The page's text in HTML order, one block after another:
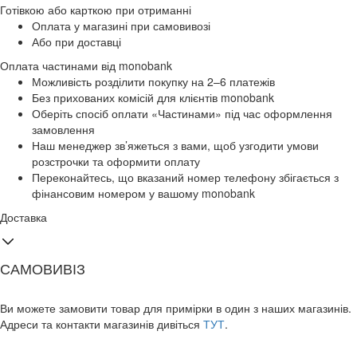
Готівкою або карткою при отриманні
Оплата у магазині при самовивозі
Або при доставці
Оплата частинами від monobank
Можливість розділити покупку на 2–6 платежів
Без прихованих комісій для клієнтів monobank
Оберіть спосіб оплати «Частинами» під час оформлення
замовлення
Наш менеджер зв’яжеться з вами, щоб узгодити умови
розстрочки та оформити оплату
Переконайтесь, що вказаний номер телефону збігається з
фінансовим номером у вашому monobank
Доставка
САМОВИВІЗ
Ви можете замовити товар для примірки в один з наших магазинів.
Адреси та контакти магазинів дивіться ТУТ.